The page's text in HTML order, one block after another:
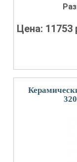
Цена: 11753